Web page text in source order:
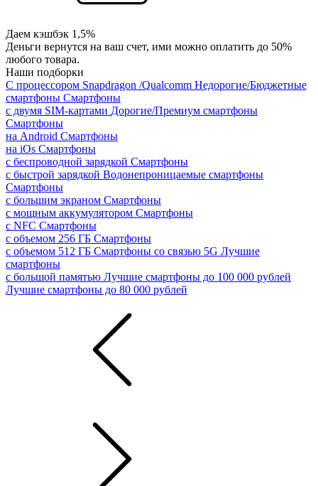
Даем кэшбэк 1,5%
Деньги вернутся на ваш счет, ими можно оплатить до 50%
любого товара.
Наши подборки
С процессором Snapdragon /Qualcomm Недорогие/Бюджетные
смартфоны Смартфоны
с двумя SIM-картами Дорогие/Премиум смартфоны
Смартфоны
на Android Смартфоны
на iOs Смартфоны
с беспроводной зарядкой Смартфоны
с быстрой зарядкой Водонепроницаемые смартфоны
Смартфоны
с большим экраном Смартфоны
с мощным аккумулятором Смартфоны
с NFC Смартфоны
с объемом 256 ГБ Смартфоны
с объемом 512 ГБ Смартфоны со связью 5G Лучшие
смартфоны
с большой памятью Лучшие смартфоны до 100 000 рублей
Лучшие смартфоны до 80 000 рублей